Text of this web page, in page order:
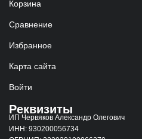
Корзина
Сравнение
Избранное
Карта сайта
Войти
Реквизиты
ИП Червяков Александр Олегович
ИНН: 930200056734